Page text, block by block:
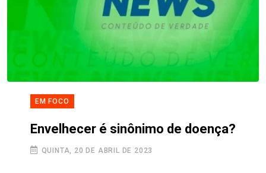
EM FOCO
Envelhecer é sinônimo de doença?
QUINTA, 20 DE ABRIL DE 2023